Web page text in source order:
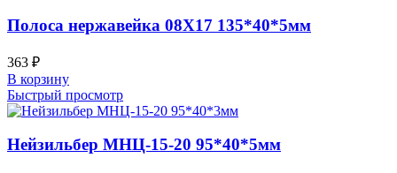
Полоса нержавейка 08Х17 135*40*5мм
363 ₽
В корзину
Быстрый просмотр
Нейзильбер МНЦ-15-20 95*40*5мм